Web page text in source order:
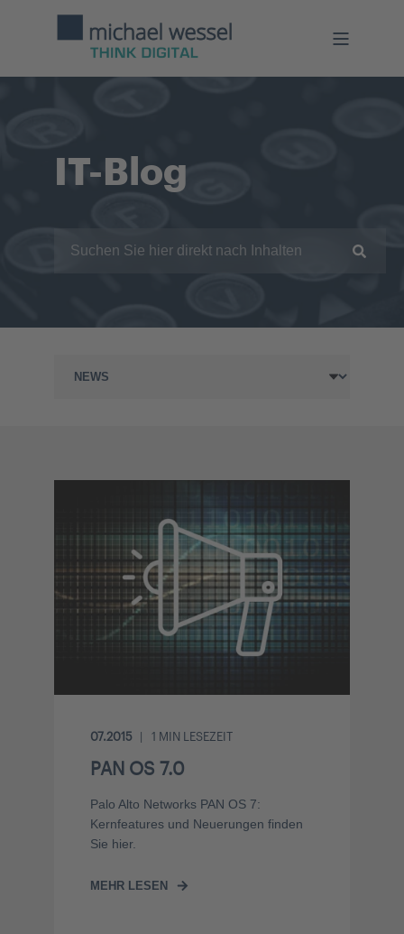
IT-Blog
07.2015 1 MIN LESEZEIT
PAN OS 7.0
Palo Alto Networks PAN OS 7:
Kernfeatures und Neuerungen finden
Sie hier.
MEHR LESEN